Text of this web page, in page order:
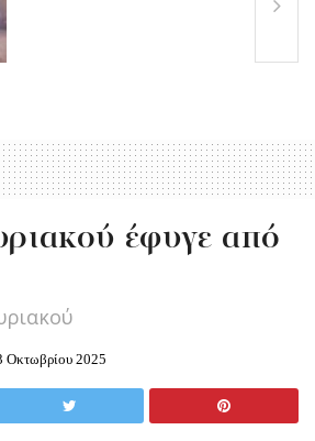
έφυγε από
Οκτωβρίου 2025